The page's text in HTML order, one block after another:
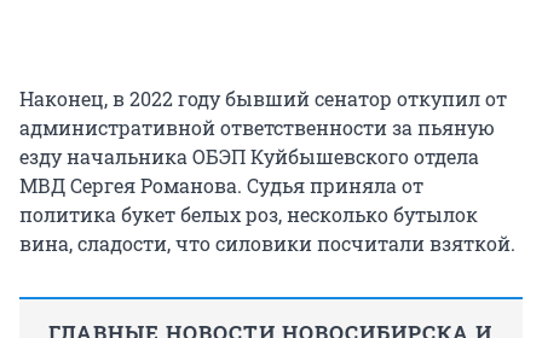
Наконец, в 2022 году бывший сенатор откупил от
административной ответственности за пьяную
езду начальника ОБЭП Куйбышевского отдела
МВД Сергея Романова. Судья приняла от
политика букет белых роз, несколько бутылок
вина, сладости, что силовики посчитали взяткой.